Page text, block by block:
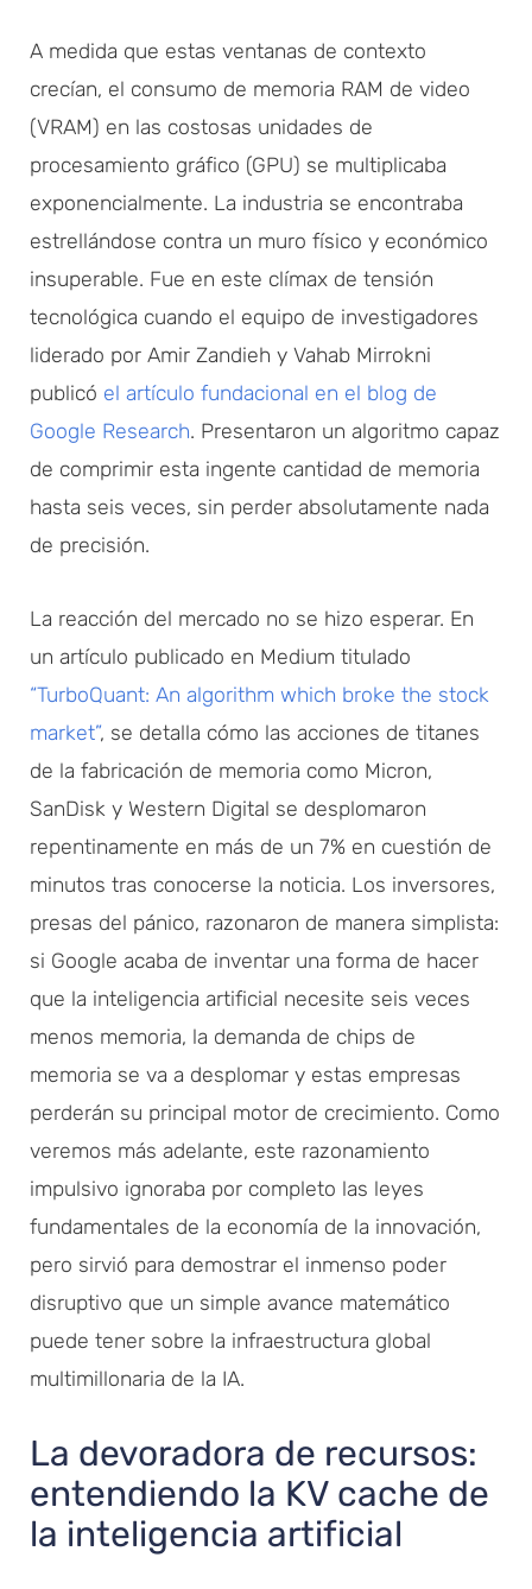
A medida que estas ventanas de contexto
crecían, el consumo de memoria RAM de video
(VRAM) en las costosas unidades de
procesamiento gráfico (GPU) se multiplicaba
exponencialmente. La industria se encontraba
estrellándose contra un muro físico y económico
insuperable. Fue en este clímax de tensión
tecnológica cuando el equipo de investigadores
liderado por Amir Zandieh y Vahab Mirrokni
publicó el artículo fundacional en el blog de
Google Research. Presentaron un algoritmo capaz
de comprimir esta ingente cantidad de memoria
hasta seis veces, sin perder absolutamente nada
de precisión.
La reacción del mercado no se hizo esperar. En
un artículo publicado en Medium titulado
“TurboQuant: An algorithm which broke the stock
market”, se detalla cómo las acciones de titanes
de la fabricación de memoria como Micron,
SanDisk y Western Digital se desplomaron
repentinamente en más de un 7% en cuestión de
minutos tras conocerse la noticia. Los inversores,
presas del pánico, razonaron de manera simplista:
si Google acaba de inventar una forma de hacer
que la inteligencia artificial necesite seis veces
menos memoria, la demanda de chips de
memoria se va a desplomar y estas empresas
perderán su principal motor de crecimiento. Como
veremos más adelante, este razonamiento
impulsivo ignoraba por completo las leyes
fundamentales de la economía de la innovación,
pero sirvió para demostrar el inmenso poder
disruptivo que un simple avance matemático
puede tener sobre la infraestructura global
multimillonaria de la IA.
La devoradora de recursos:
entendiendo la KV cache de
la inteligencia artificial